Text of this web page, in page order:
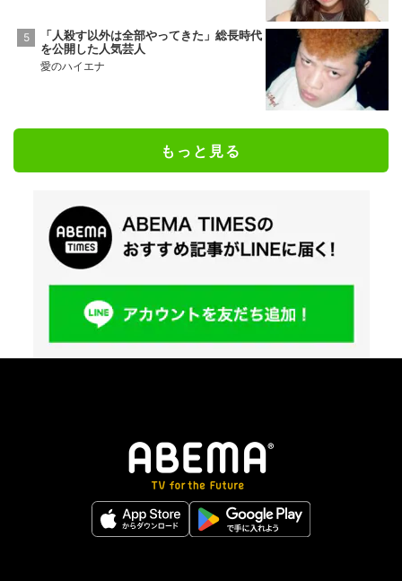
「人殺す以外は全部やってきた」総長時代
を公開した人気芸人
愛のハイエナ
もっと見る